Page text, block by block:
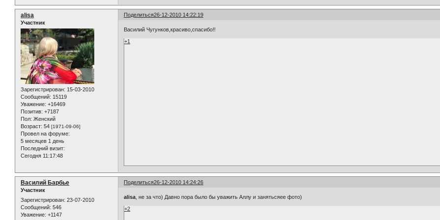
Поделиться26-12-2010 14:22:19
alisa
Участник
Зарегистрирован: 15-03-2010
Сообщений: 15119
Уважение: +16469
Позитив: +7187
Пол: Женский
Возраст: 54 [1971-09-06]
Провел на форуме:
5 месяцев 1 день
Последний визит:
Сегодня 11:17:48
Василий Чугунков,красиво,спасибо!!
+1
Поделиться26-12-2010 14:24:26
Василий Барбье
Участник
Зарегистрирован: 23-07-2010
Сообщений: 546
Уважение: +1147
alisa , не за что) Давно пора было бы уважить Аллу и занятьсяее фото)
+2